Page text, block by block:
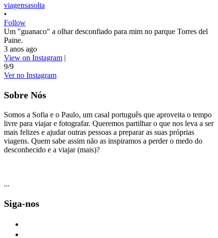
viagensasolta
•
Follow
Um "guanaco" a olhar desconfiado para mim no parque Torres del
Paine.
3 anos ago
View on Instagram |
9/9
Ver no Instagram
Sobre Nós
Somos a Sofia e o Paulo, um casal português que aproveita o tempo
livre para viajar e fotografar. Queremos partilhar o que nos leva a ser
mais felizes e ajudar outras pessoas a preparar as suas próprias
viagens. Quem sabe assim não as inspiramos a perder o medo do
desconhecido e a viajar (mais)?
...
Siga-nos